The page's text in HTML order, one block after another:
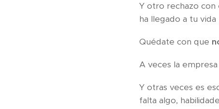
Y otro rechazo con
ha llegado a tu
Quédate con que
A veces la
Y otras veces es
falta algo,